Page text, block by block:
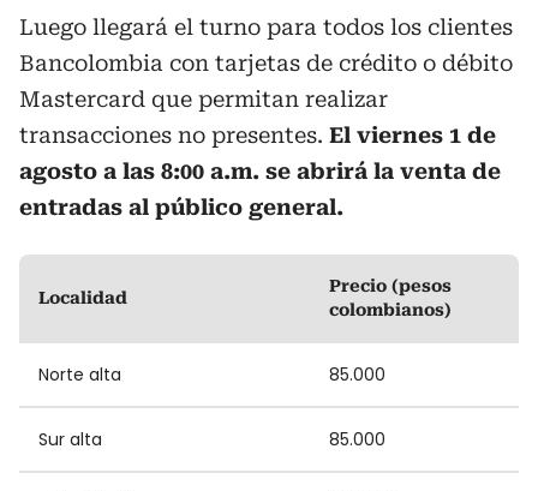
Luego llegará el turno para todos los clientes
Bancolombia con tarjetas de crédito o débito
Mastercard que permitan realizar
transacciones no presentes. El viernes 1 de
agosto a las 8:00 a.m. se abrirá la venta de
entradas al público general.
Localidad
Precio (pesos
colombianos)
Norte alta 85.000
Sur alta 85.000